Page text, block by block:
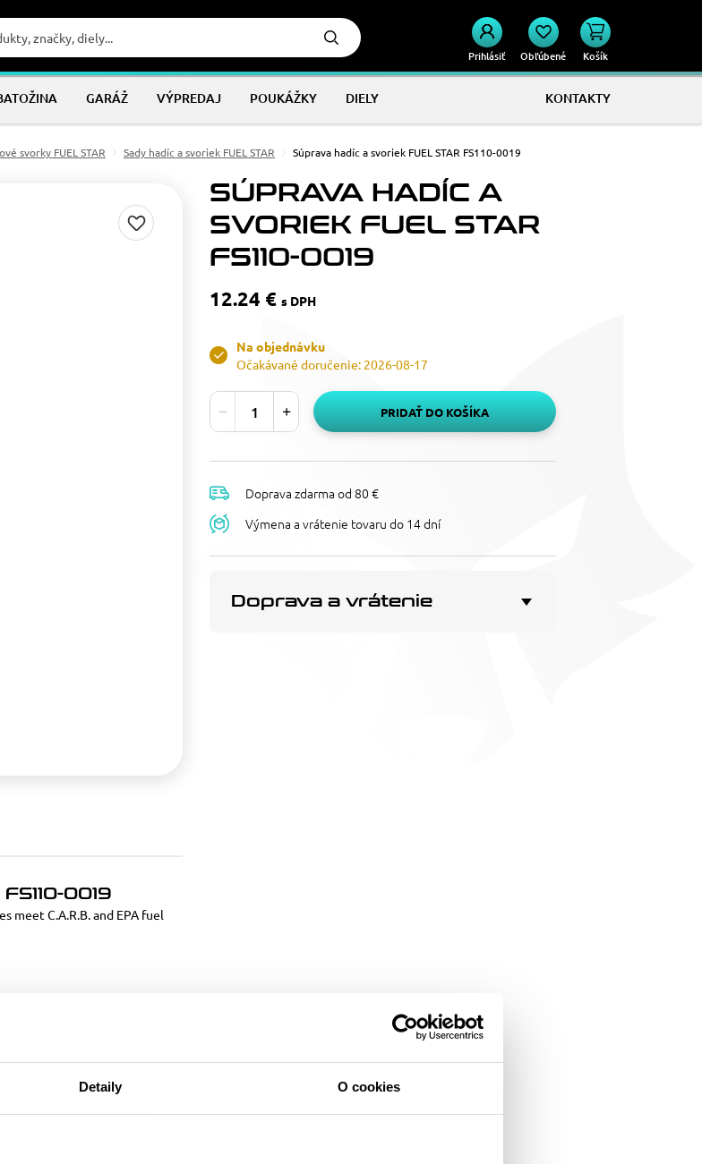
Detaily O cookies
Prihlásiť Obľúbené Košík
GARÁŽ VÝPREDAJ POUKÁŽKY DIELY KONTAKTY
svorky FUEL STAR Sady hadíc a svoriek FUEL STAR Súprava hadíc a svoriek FUEL STAR FS110-0019
SÚPRAVA HADÍC A
SVORIEK FUEL STAR
FS110-0019
12.24 € s DPH
Na objednávku
Očakávané doručenie: 2026-08-17
PRIDAŤ DO KOŠÍKA
Doprava zdarma od 80 €
Výmena a vrátenie tovaru do 14 dní
Doprava a vrátenie
0019
meet C.A.R.B. and EPA fuel
VÁM PÁČIŤ